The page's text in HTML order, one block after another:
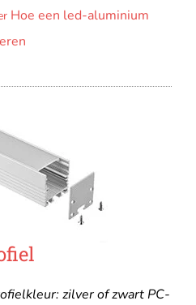
Hoe een led-aluminium
zilver of zwart PC-